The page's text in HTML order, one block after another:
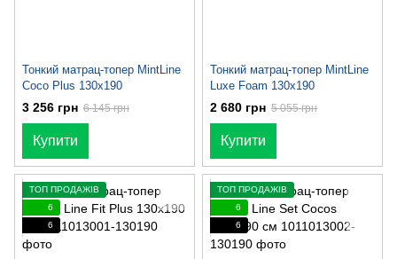
Тонкий матрац-топер MintLine
Coco Plus 130x190
3 256 грн 6 145 грн
Купити
Тонкий матрац-топер MintLine
Luxe Foam 130x190
2 680 грн 5 055 грн
Купити
ТОП ПРОДАЖІВ
6
6
ТОП ПРОДАЖІВ
6
6